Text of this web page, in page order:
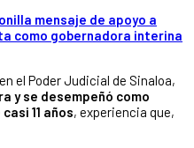
mensaje de apoyo a
como gobernadora interina
el Poder Judicial de Sinaloa,
y se desempeñó como
11 años, experiencia que,